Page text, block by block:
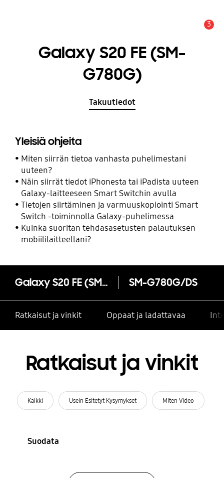
3
Galaxy S20 FE (SM-
G780G)
Takuutiedot
Yleisiä ohjeita
Miten siirrän tietoa vanhasta puhelimestani
uuteen?
Näin siirrät tiedot iPhonesta tai iPadista uuteen
Galaxy-laitteeseen Smart Switchin avulla
Tietojen siirtäminen ja varmuuskopiointi Smart
Switch -toiminnolla Galaxy-puhelimessa
Kuinka suoritan tehdasasetusten palautuksen
mobiililaitteellani?
Galaxy S20 FE (SM-G780G) SM-G780G/DS
Ratkaisut ja vinkit Oppaat ja ladattavaa
Ratkaisut ja vinkit
Kaikki Usein Esitetyt Kysymykset Miten Video
Suodata